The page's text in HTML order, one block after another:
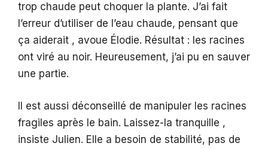
trop chaude peut choquer la plante. J’ai fait
l’erreur d’utiliser de l’eau chaude, pensant que
ça aiderait , avoue Élodie. Résultat : les racines
ont viré au noir. Heureusement, j’ai pu en sauver
une partie.
Il est aussi déconseillé de manipuler les racines
fragiles après le bain. Laissez-la tranquille ,
insiste Julien. Elle a besoin de stabilité, pas de